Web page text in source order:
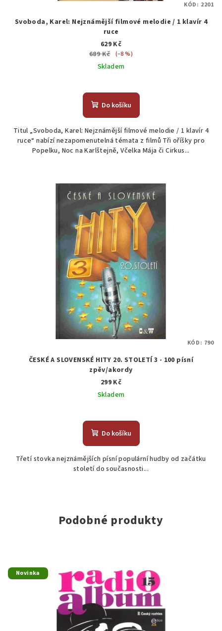
Svoboda, Karel: Nejznámější filmové melodie / 1 klavír 4
ruce
629 Kč
689 Kč
(–8 %)
Skladem
Do košíku
Titul „Svoboda, Karel: Nejznámější filmové melodie / 1 klavír 4
ruce“ nabízí nezapomenutelná témata z filmů Tři oříšky pro
Popelku, Noc na Karlštejně, Včelka Mája či Cirkus...
KÓD: 2201
ČESKÉ A SLOVENSKÉ HITY 20. STOLETÍ 3 - 100 písní
zpěv/akordy
299 Kč
Skladem
Do košíku
Třetí stovka nejznámějších písní populární hudby od začátku
století do současnosti...
KÓD: 790
Podobné produkty
Novinka